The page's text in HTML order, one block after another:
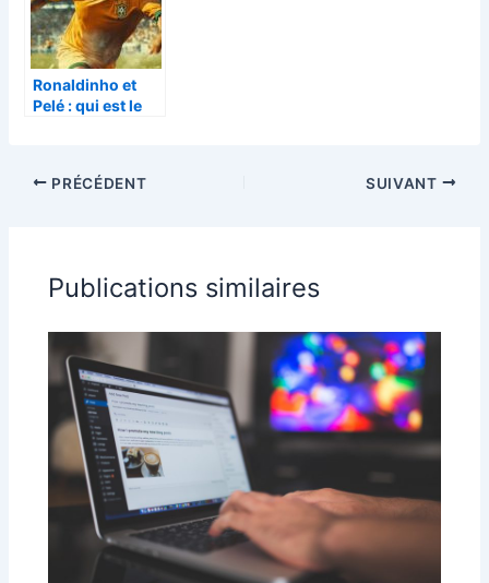
Ronaldinho et
Pelé : qui est le
d’elle-même
PRÉCÉDENT SUIVANT
Publications similaires